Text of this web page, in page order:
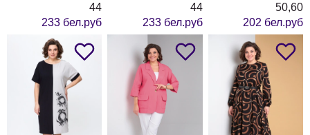
44
233 бел.руб
44
233 бел.руб
50,60
202 бел.руб